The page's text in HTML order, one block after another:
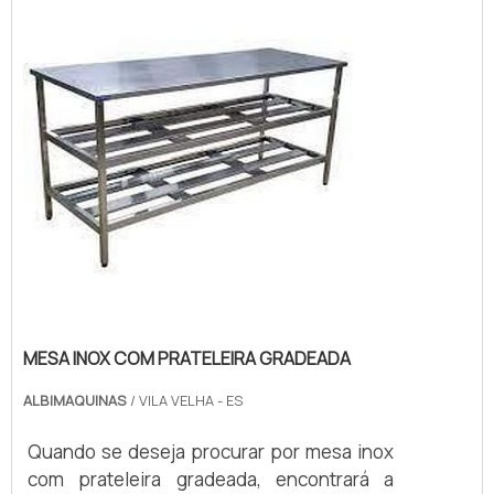
Albimáquinas. Com grande expressão de
mercado quando o assunto é fatiador de
pães ...
MESA INOX COM PRATELEIRA GRADEADA
ALBIMAQUINAS / VILA VELHA - ES
Quando se deseja procurar por mesa inox
com prateleira gradeada, encontrará a